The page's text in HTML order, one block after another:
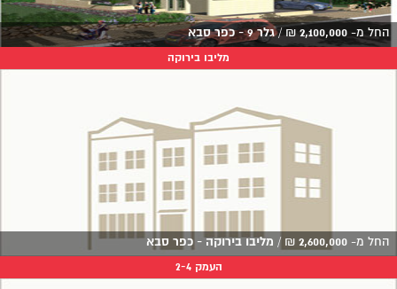
החל מ- 2,100,000
₪
/גלר 9 - כפר סבא
מליבו בירוקה
החל מ- 2,600,000
₪
/ מליבו בירוקה - כפר סבא
העמק 2-4